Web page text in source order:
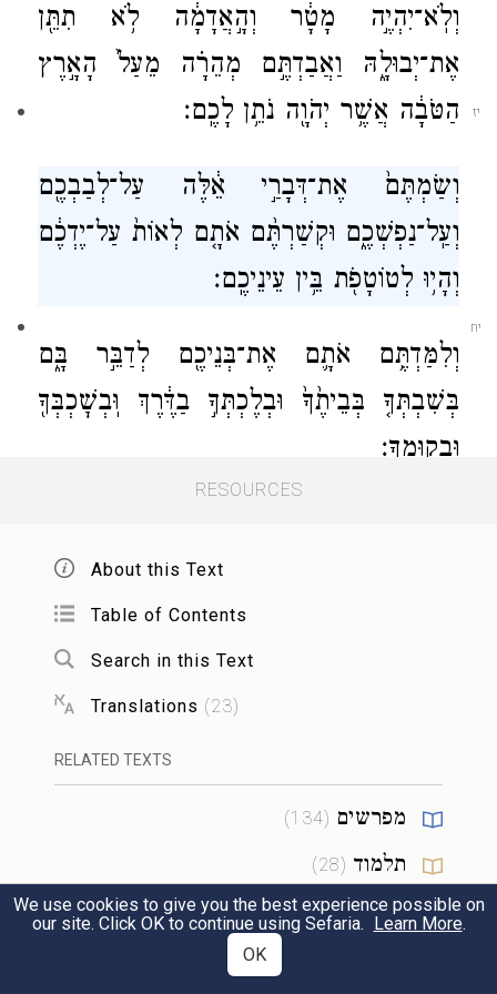
יז
וְלֹֽא־יִהְיֶ֣ה מָטָ֔ר וְהָ֣אֲדָמָ֔ה לֹ֥א תִתֵּ֖ן
אֶת־יְבוּלָ֑הּ וַאֲבַדְתֶּ֣ם מְהֵרָ֗ה מֵעַל֙ הָאָ֣רֶץ
הַטֹּבָ֔ה אֲשֶׁ֥ר יְהֹוָ֖ה נֹתֵ֥ן לָכֶֽם׃
יח
וְשַׂמְתֶּם֙ אֶת־דְּבָרַ֣י אֵ֔לֶּה עַל־לְבַבְכֶ֖ם
וְעַֽל־נַפְשְׁכֶ֑ם וּקְשַׁרְתֶּ֨ם אֹתָ֤ם לְאוֹת֙ עַל־יֶדְכֶ֔ם
וְהָי֥וּ לְטוֹטָפֹ֖ת בֵּ֥ין עֵינֵיכֶֽם׃
וְלִמַּדְתֶּ֥ם אֹתָ֛ם אֶת־בְּנֵיכֶ֖ם לְדַבֵּ֣ר בָּ֑ם
בְּשִׁבְתְּךָ֤ בְּבֵיתֶ֙ךָ֙ וּבְלֶכְתְּךָ֣ בַדֶּ֔רֶךְ וּֽבְשׇׁכְבְּךָ֖
וּבְקוּמֶֽךָ׃
לְמַ֨עַן יִרְבּ֤וּ יְמֵיכֶם֙ וִימֵ֣י בְנֵיכֶ֔ם עַ֚ל הָֽאֲדָמָ֔ה
אֲשֶׁ֨ר נִשְׁבַּ֧ע יְהֹוָ֛ה לַאֲבֹתֵיכֶ֖ם לָתֵ֣ת לָהֶ֑ם
כִּימֵ֥י הַשָּׁמַ֖יִם עַל־הָאָֽרֶץ ׃{ס}
כִּי֩ אִם־שָׁמֹ֨ר תִּשְׁמְר֜וּן אֶת־כׇּל־הַמִּצְוָ֣ה
הַזֹּ֗את אֲשֶׁ֧ר אָנֹכִ֛י מְצַוֶּ֥ה אֶתְכֶ֖ם לַעֲשֹׂתָ֑הּ
לְאַהֲבָ֞ה אֶת־יְהֹוָ֧ה אֱלֹהֵיכֶ֛ם לָלֶ֥כֶת
בְּכׇל־דְּרָכָ֖יו וּלְדׇבְקָה־בֽוֹ׃
וְהוֹרִ֧ישׁ יְהֹוָ֛ה אֶת־כׇּל־הַגּוֹיִ֥ם הָאֵ֖לֶּה
RESOURCES
About this Text
Table of Contents
Search in this Text
Translations (23)
RELATED TEXTS
מפרשים (
134
)
תלמוד (
28
)
מדרש(
29
)
We use cookies to give you the best experience possible on
our site. Click OK to continue using Sefaria. Learn More.
OK